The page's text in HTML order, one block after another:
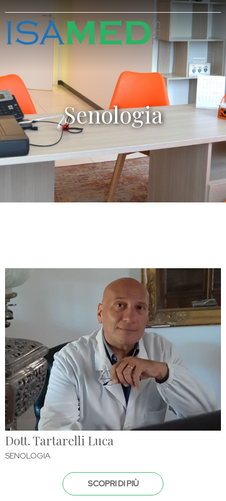
Senologia
Dott. Tartarelli Luca
SENOLOGIA
SCOPRI DI PIÙ